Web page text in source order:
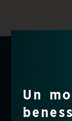
e
Un